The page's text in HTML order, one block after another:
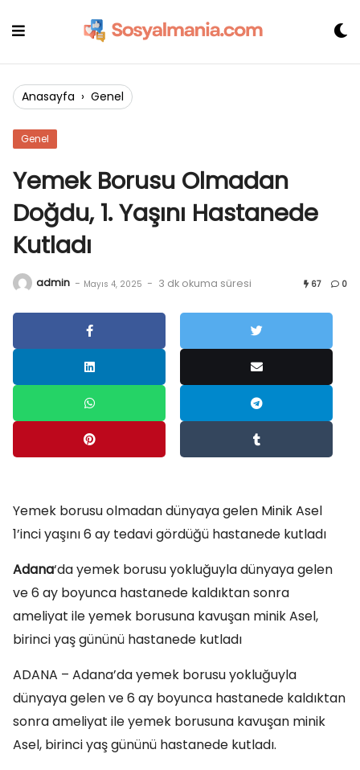
Anasayfa › Genel
Genel
Yemek Borusu Olmadan
Doğdu, 1. Yaşını Hastanede
Kutladı
admin - Mayıs 4, 2025 - 3 dk okuma süresi 67 0
Yemek borusu olmadan dünyaya gelen Minik Asel
1’inci yaşını 6 ay tedavi gördüğü hastanede kutladı
Adana‘da yemek borusu yokluğuyla dünyaya gelen
ve 6 ay boyunca hastanede kaldıktan sonra
ameliyat ile yemek borusuna kavuşan minik Asel,
birinci yaş gününü hastanede kutladı
ADANA – Adana’da yemek borusu yokluğuyla
dünyaya gelen ve 6 ay boyunca hastanede kaldıktan
sonra ameliyat ile yemek borusuna kavuşan minik
Asel, birinci yaş gününü hastanede kutladı.